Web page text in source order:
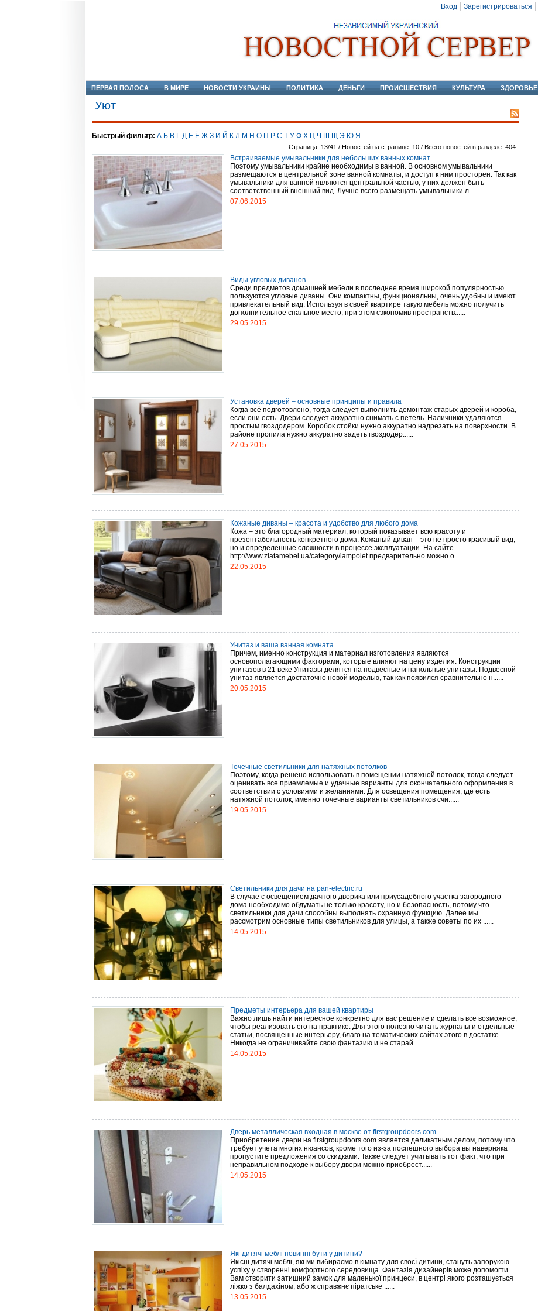
Вход Зарегистрироваться
ПЕРВАЯ ПОЛОСА В МИРЕ НОВОСТИ УКРАИНЫ ПОЛИТИКА ДЕНЬГИ ПРОИСШЕСТВИЯ КУЛЬТУРА ЗДОРОВЬЕ
Уют
Быстрый фильтр: А Б В Г Д Е Ё Ж З И Й К Л М Н О П Р С Т У Ф Х Ц Ч Ш Щ Э Ю Я
Страница: 13/41 / Новостей на странице: 10 / Всего новостей в разделе: 404
Встраиваемые умывальники для небольших ванных комнат
Поэтому умывальники крайне необходимы в ванной. В основном умывальники
размещаются в центральной зоне ванной комнаты, и доступ к ним просторен. Так как
умывальники для ванной являются центральной частью, у них должен быть
соответственный внешний вид. Лучше всего размещать умывальники л......
07.06.2015
Виды угловых диванов
Среди предметов домашней мебели в последнее время широкой популярностью
пользуются угловые диваны. Они компактны, функциональны, очень удобны и имеют
привлекательный вид. Используя в своей квартире такую мебель можно получить
дополнительное спальное место, при этом сэкономив пространств......
29.05.2015
Установка дверей – основные принципы и правила
Когда всё подготовлено, тогда следует выполнить демонтаж старых дверей и короба,
если они есть. Двери следует аккуратно снимать с петель. Наличники удаляются
простым гвоздодером. Коробок стойки нужно аккуратно надрезать на поверхности. В
районе пропила нужно аккуратно задеть гвоздодер......
27.05.2015
Кожаные диваны – красота и удобство для любого дома
Кожа – это благородный материал, который показывает всю красоту и
презентабельность конкретного дома. Кожаный диван – это не просто красивый вид,
но и определённые сложности в процессе эксплуатации. На сайте
http://www.zlatamebel.ua/category/lampolet предварительно можно о......
22.05.2015
Унитаз и ваша ванная комната
Причем, именно конструкция и материал изготовления являются
основополагающими факторами, которые влияют на цену изделия. Конструкции
унитазов в 21 веке Унитазы делятся на подвесные и напольные унитазы. Подвесной
унитаз является достаточно новой моделью, так как появился сравнительно н......
20.05.2015
Точечные светильники для натяжных потолков
Поэтому, когда решено использовать в помещении натяжной потолок, тогда следует
оценивать все приемлемые и удачные варианты для окончательного оформления в
соответствии с условиями и желаниями. Для освещения помещения, где есть
натяжной потолок, именно точечные варианты светильников счи......
19.05.2015
Светильники для дачи на pan-electric.ru
В случае с освещением дачного дворика или приусадебного участка загородного
дома необходимо обдумать не только красоту, но и безопасность, потому что
светильники для дачи способны выполнять охранную функцию. Далее мы
рассмотрим основные типы светильников для улицы, а также советы по их ......
14.05.2015
Предметы интерьера для вашей квартиры
Важно лишь найти интересное конкретно для вас решение и сделать все возможное,
чтобы реализовать его на практике. Для этого полезно читать журналы и отдельные
статьи, посвященные интерьеру, благо на тематических сайтах этого в достатке.
Никогда не ограничивайте свою фантазию и не старай......
14.05.2015
Дверь металлическая входная в москве от firstgroupdoors.com
Приобретение двери на firstgroupdoors.com является деликатным делом, потому что
требует учета многих нюансов, кроме того из-за поспешного выбора вы наверняка
пропустите предложения со скидками. Также следует учитывать тот факт, что при
неправильном подходе к выбору двери можно приобрест......
14.05.2015
Які дитячі меблі повинні бути у дитини?
Якісні дитячі меблі, які ми вибираємо в кімнату для своєї дитини, стануть запорукою
успіху у створенні комфортного середовища. Фантазія дизайнерів може допомогти
Вам створити затишний замок для маленької принцеси, в центрі якого розташується
ліжко з балдахіном, або ж справжнє піратське ......
13.05.2015